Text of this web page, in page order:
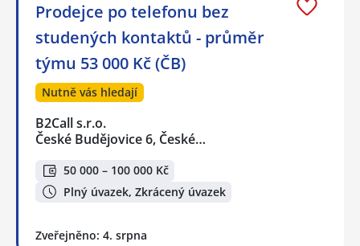
Prodejce po telefonu bez
studených kontaktů - průměr
týmu 53 000 Kč (ČB)
Nutně vás hledají
B2Call s.r.o.
České Budějovice 6, České…
50 000 – 100 000 Kč
Plný úvazek, Zkrácený úvazek
Zveřejněno: 4. srpna